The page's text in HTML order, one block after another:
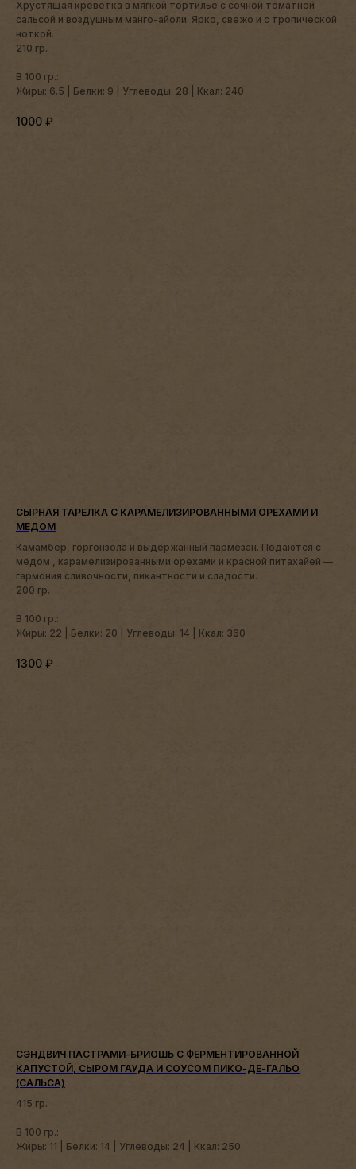
Хрустящая креветка в мягкой тортилье с сочной томатной
сальсой и воздушным манго-айоли. Ярко, свежо и с тропической
ноткой.
210 гр.
В 100 гр.:
Жиры: 6.5 | Белки: 9 | Углеводы: 28 | Ккал: 240
1000 ₽
СЫРНАЯ ТАРЕЛКА С КАРАМЕЛИЗИРОВАННЫМИ ОРЕХАМИ И
МЕДОМ
Камамбер, горгонзола и выдержанный пармезан. Подаются с
мёдом , карамелизированными орехами и красной питахайей —
гармония сливочности, пикантности и сладости.
200 гр.
В 100 гр.:
Жиры: 22 | Белки: 20 | Углеводы: 14 | Ккал: 360
1300 ₽
СЭНДВИЧ ПАСТРАМИ-БРИОШЬ С ФЕРМЕНТИРОВАННОЙ
КАПУСТОЙ, СЫРОМ ГАУДА И СОУСОМ ПИКО-ДЕ-ГАЛЬО
(САЛЬСА)
415 гр.
В 100 гр.:
Жиры: 11 | Белки: 14 | Углеводы: 24 | Ккал: 250